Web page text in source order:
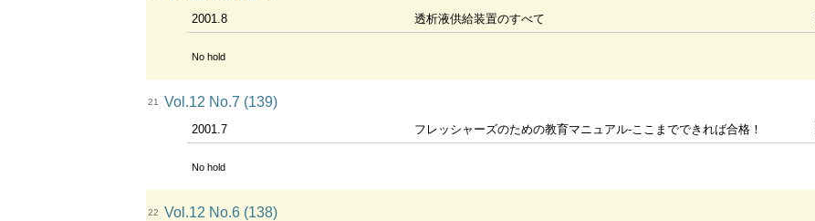
2001.8 透析液供給装置のすべて
No hold
21 Vol.12 No.7 (139)
2001.7 フレッシャーズのための教育マニュアル-ここまでできれば合格！
No hold
22 Vol.12 No.6 (138)